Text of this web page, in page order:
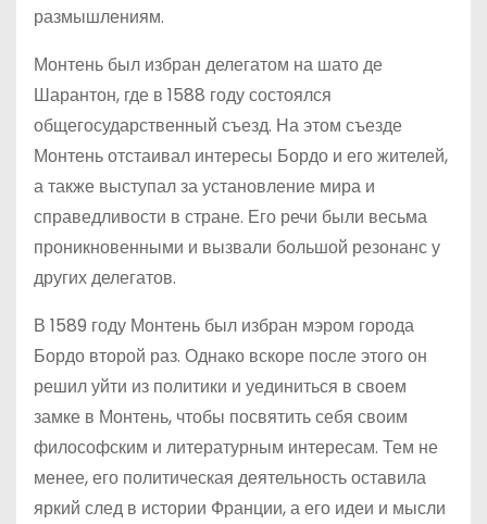
размышлениям.
Монтень был избран делегатом на шато де
Шарантон, где в 1588 году состоялся
общегосударственный съезд. На этом съезде
Монтень отстаивал интересы Бордо и его жителей,
а также выступал за установление мира и
справедливости в стране. Его речи были весьма
проникновенными и вызвали большой резонанс у
других делегатов.
В 1589 году Монтень был избран мэром города
Бордо второй раз. Однако вскоре после этого он
решил уйти из политики и уединиться в своем
замке в Монтень, чтобы посвятить себя своим
философским и литературным интересам. Тем не
менее, его политическая деятельность оставила
яркий след в истории Франции, а его идеи и мысли